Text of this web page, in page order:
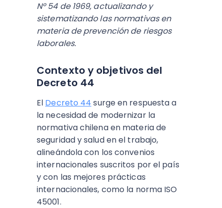
Nº 54 de 1969, actualizando y
sistematizando las normativas en
materia de prevención de riesgos
laborales.
Contexto y objetivos del
Decreto 44
El Decreto 44 surge en respuesta a
la necesidad de modernizar la
normativa chilena en materia de
seguridad y salud en el trabajo,
alineándola con los convenios
internacionales suscritos por el país
y con las mejores prácticas
internacionales, como la norma ISO
45001.